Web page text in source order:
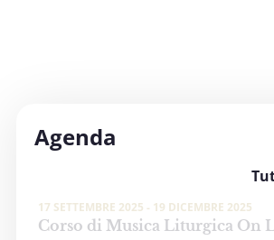
Agenda
17 SETTEMBRE 2025 - 19 DICEMBRE 2025
Corso di Musica Liturgica On